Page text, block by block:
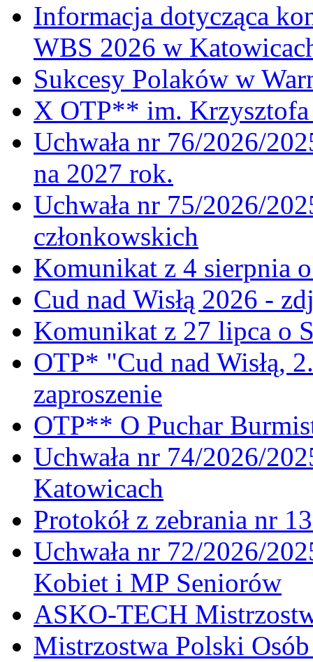
Informacja dotycząca
WBS 2026 w
Sukcesy Polaków w
X OTP** im. Krzysztofa
Uchwała nr 76/2026/
na 2027 rok.
Uchwała nr 75/2026/
członkowskich
Komunikat z 4 sierpnia
Cud nad Wisłą 2026 -
Komunikat z 27 lipca o
OTP* "Cud nad Wisłą,
zaproszenie
OTP** O Puchar
Uchwała nr 74/2026/
Katowicach
Protokół z zebrania nr
Uchwała nr 72/2026/
Kobiet i MP Seniorów
ASKO-TECH
Mistrzostwa Polski